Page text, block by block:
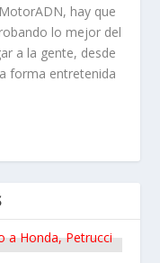
hay que
lo mejor del
a la gente, desde
forma entretenida